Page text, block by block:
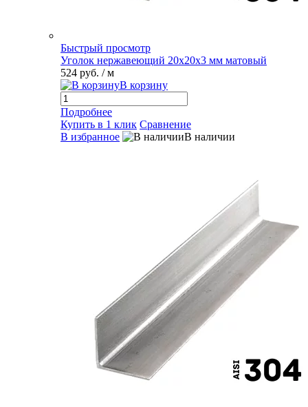
Быстрый просмотр
Уголок нержавеющий 20х20х3 мм матовый
524 руб. / м
В корзину
Подробнее
Купить в 1 клик Сравнение
В избранное
В наличии